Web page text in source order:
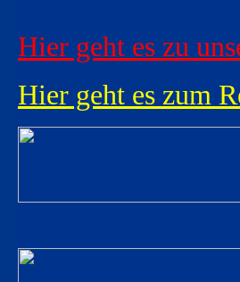
Hier geht es zu
Hier geht es zum